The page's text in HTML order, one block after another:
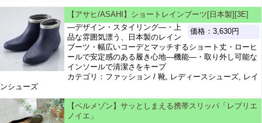
【アサヒ/ASAHI】ショートレインブーツ[日本製][3E]
価格：3,630円
―デザイン・スタイリング―・上
品な雰囲気漂う、日本製のレイン
ブーツ・幅広いコーデとマッチするショート丈・ローヒ
ールで安定感のある履き心地―機能―・取り外し可能な
インソールで清潔さをキープ
カテゴリ：ファッション / 靴, レディースシューズ, レイ
ンシューズ
【ベルメゾン】サッとしまえる携帯スリッパ「レプリエ
ノイエ」